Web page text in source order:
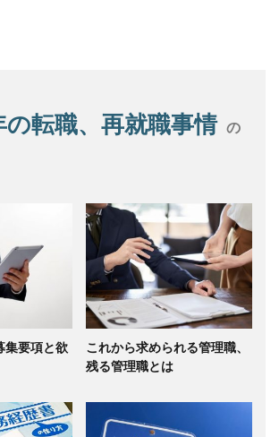
の転職、再就職事情 の
要項と欲
これから求められる管理職、
残る管理職とは